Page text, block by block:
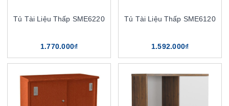
Tủ Tài Liệu Thấp SME6220
1.770.000₫
Tủ Tài Liệu Thấp SME6120
1.592.000₫